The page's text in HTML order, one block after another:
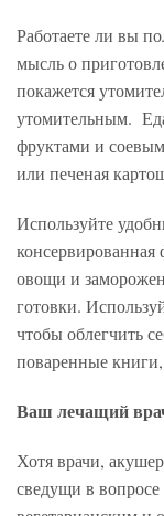
Работаете ли вы
мысль о
покажется
утомительным.
фруктами и
или печеная
Используйте
консервированная
овощи и
готовки.
чтобы облегчить
поваренные
Ваш лечащий
Хотя врачи,
сведущи в